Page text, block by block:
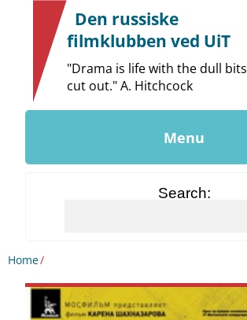
| Den russiske
filmklubben ved UiT
"Drama is life with the dull bits
cut out." A. Hitchcock
Menu
Home/